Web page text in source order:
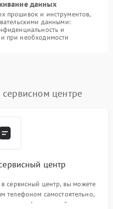
данных
прошивок и инструментов,
данными:
и
при необходимости
центре
центр
сервисный центр, вы можете
телефоном самостоятельно,
телефона на сайте